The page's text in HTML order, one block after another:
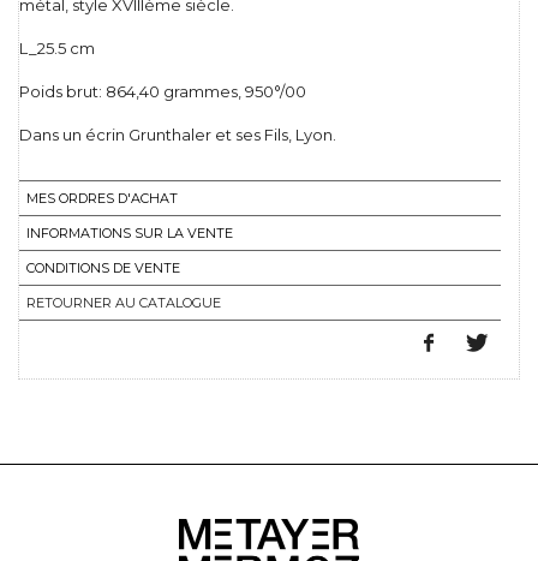
métal, style XVIIIème siècle.
L_25.5 cm
Poids brut: 864,40 grammes, 950°/00
Dans un écrin Grunthaler et ses Fils, Lyon.
MES ORDRES D'ACHAT
INFORMATIONS SUR LA VENTE
CONDITIONS DE VENTE
RETOURNER AU CATALOGUE